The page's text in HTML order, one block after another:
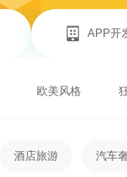
APP开
欧美风格
酒店旅游 汽车